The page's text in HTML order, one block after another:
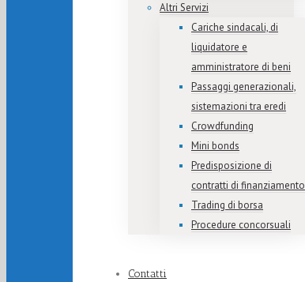
Altri Servizi
Cariche sindacali, di
liquidatore e
amministratore di beni
Passaggi generazionali,
sistemazioni tra eredi
Crowdfunding
Mini bonds
Predisposizione di
contratti di finanziamento
Trading di borsa
Procedure concorsuali
Contatti